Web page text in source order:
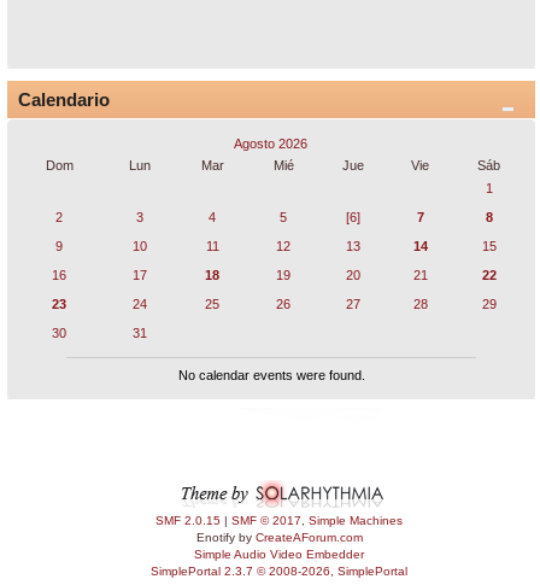
Calendario
Agosto 2026
Dom
Lun Mar Mié Jue Vie
Sáb
1
2
3 4 5 [6] 7
8
9
10 11 12 13 14
15
16
17 18 19 20 21
22
23
24 25 26 27 28
29
30
31
No calendar events were found.
SMF 2.0.15 | SMF © 2017
Simple Machines
Enotify by CreateAForum.com
Simple Audio Video Embedder
SimplePortal 2.3.7 © 2008-2026, SimplePortal